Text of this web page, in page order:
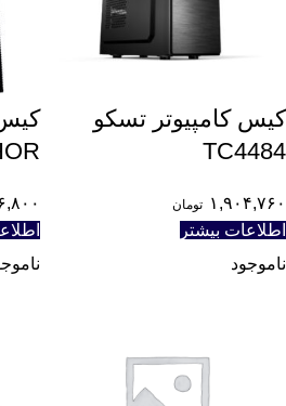
کیس کامپیوتر تسکو
TC4484
۱,۹۰۴,۷۶۰ تومان
اطلاعات بیشتر
ناموجود